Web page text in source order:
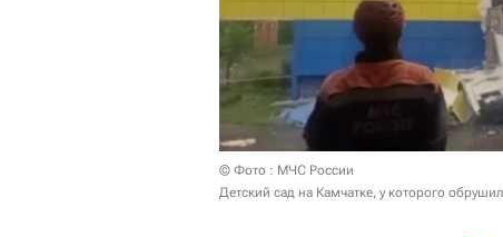
© Фото : МЧС России
Детский сад на Камчатке, у которого